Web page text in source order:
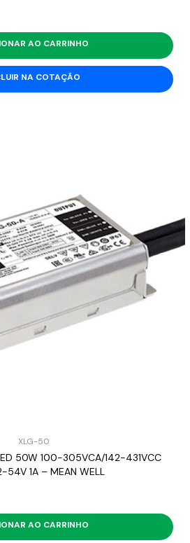
AO CARRINHO
NA COTAÇÃO
XLG-50
50W 100-305VCA/142-431VCC
54V 1A – MEAN WELL
AO CARRINHO